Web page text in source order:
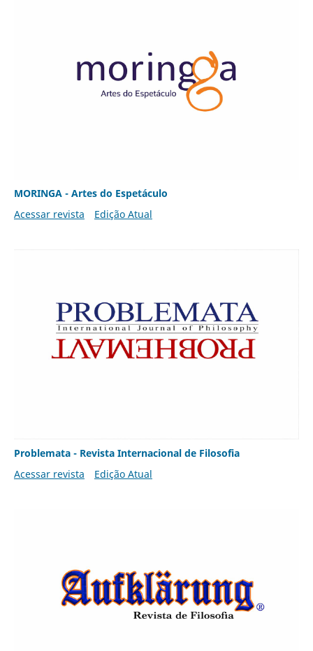
MORINGA - Artes do Espetáculo
Acessar revista
Edição Atual
Problemata - Revista Internacional de Filosofia
Acessar revista
Edição Atual